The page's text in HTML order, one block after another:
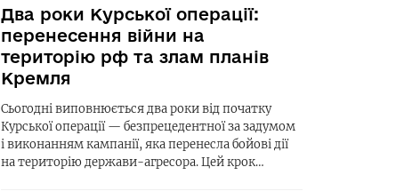
Два роки Курської операції:
перенесення війни на
територію рф та злам планів
Кремля
Сьогодні виповнюється два роки від початку
Курської операції — безпрецедентної за задумом
і виконанням кампанії, яка перенесла бойові дії
на територію держави-агресора. Цей крок…